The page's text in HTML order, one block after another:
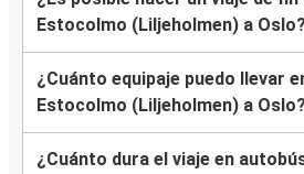
Estocolmo (Liljeholmen) a Oslo?
¿Cuánto equipaje puedo llevar
Estocolmo (Liljeholmen) a Oslo?
¿Cuánto dura el viaje en